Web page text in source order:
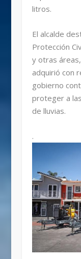
litros.
El alcalde
Protección
y otras
adquirió con
gobierno
proteger a
de lluvias.
.